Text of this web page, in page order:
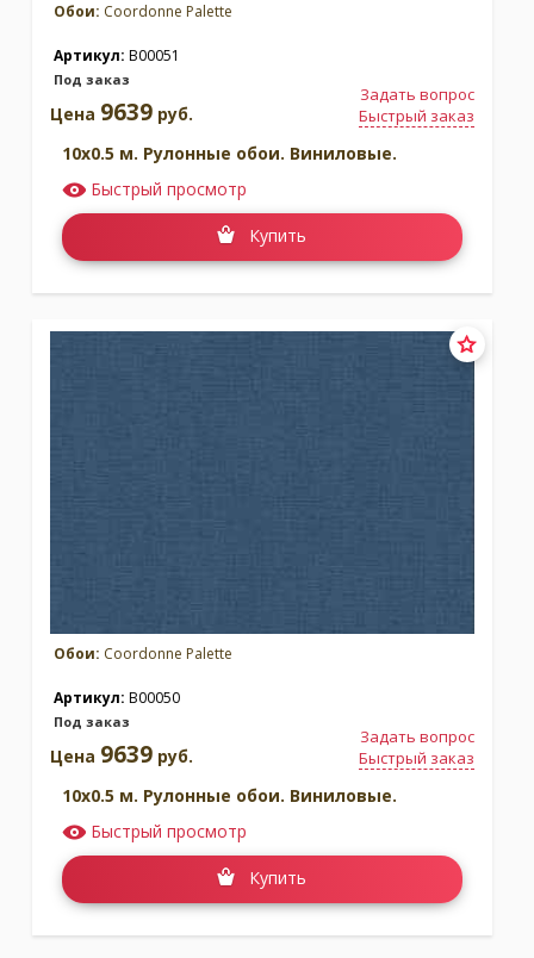
Коллекция:Toscana
Бренд:
Под заказ
Бренд:
Под заказ
Обои: Coordonne Palette
Артикул: B00051
Под заказ
Задать вопрос
Быстрый заказ
Цена 9639 руб.
10x0.5 м. Рулонные обои. Виниловые.
Быстрый просмотр
Купить
Обои: Coordonne Palette
Артикул: B00050
Под заказ
Задать вопрос
Быстрый заказ
Цена 9639 руб.
10x0.5 м. Рулонные обои. Виниловые.
Быстрый просмотр
Купить